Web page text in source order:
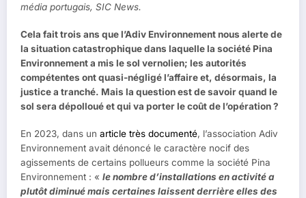
média portugais, SIC News.
Cela fait trois ans que l’Adiv Environnement nous alerte de
la situation catastrophique dans laquelle la société Pina
Environnement a mis le sol vernolien; les autorités
compétentes ont quasi-négligé l’affaire et, désormais, la
justice a tranché. Mais la question est de savoir quand le
sol sera dépolloué et qui va porter le coût de l’opération ?
En 2023, dans un article très documenté, l’association Adiv
Environnement avait dénoncé le caractère nocif des
agissements de certains pollueurs comme la société Pina
Environnement : « le nombre d’installations en activité a
plutôt diminué mais certaines laissent derrière elles des